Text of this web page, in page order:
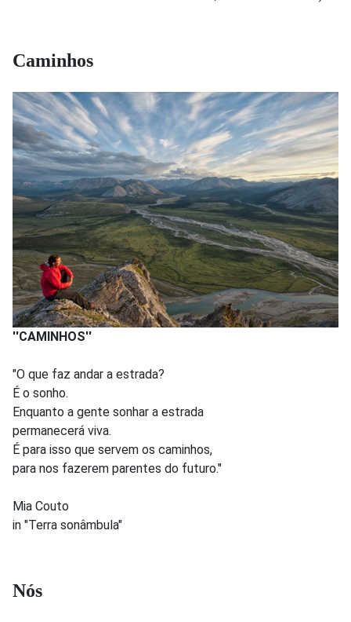
Caminhos
''CAMINHOS''
"O que faz andar a estrada?
É o sonho.
Enquanto a gente sonhar a estrada
permanecerá viva.
É para isso que servem os caminhos,
para nos fazerem parentes do futuro."
Mia Couto
in "Terra sonâmbula"
Nós